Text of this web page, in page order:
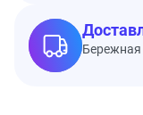
Бережная